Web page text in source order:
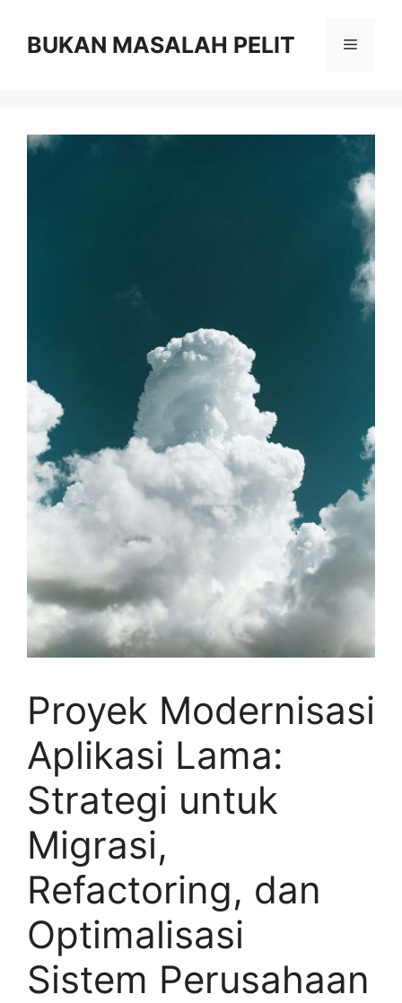
contentBUKAN MASALAH PELIT Menu
Proyek Modernisasi
Aplikasi Lama:
Strategi untuk
Migrasi,
Refactoring, dan
Optimalisasi
Sistem Perusahaan